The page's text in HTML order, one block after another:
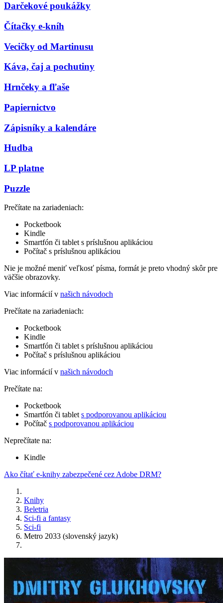
Darčekové poukážky
Čítačky e-kníh
Vecičky od Martinusu
Káva, čaj a pochutiny
Hrnčeky a fľaše
Papiernictvo
Zápisníky a kalendáre
Hudba
LP platne
Puzzle
Prečítate na zariadeniach:
Pocketbook
Kindle
Smartfón či tablet s príslušnou aplikáciou
Počítač s príslušnou aplikáciou
Nie je možné meniť veľkosť písma, formát je preto vhodný skôr pre
väčšie obrazovky.
Viac informácií v našich návodoch
Prečítate na zariadeniach:
Pocketbook
Kindle
Smartfón či tablet s príslušnou aplikáciou
Počítač s príslušnou aplikáciou
Viac informácií v našich návodoch
Prečítate na:
Pocketbook
Smartfón či tablet s podporovanou aplikáciou
Počítač s podporovanou aplikáciou
Neprečítate na:
Kindle
Ako čítať e-knihy zabezpečené cez Adobe DRM?
Knihy
Beletria
Sci-fi a fantasy
Sci-fi
Metro 2033 (slovenský jazyk)